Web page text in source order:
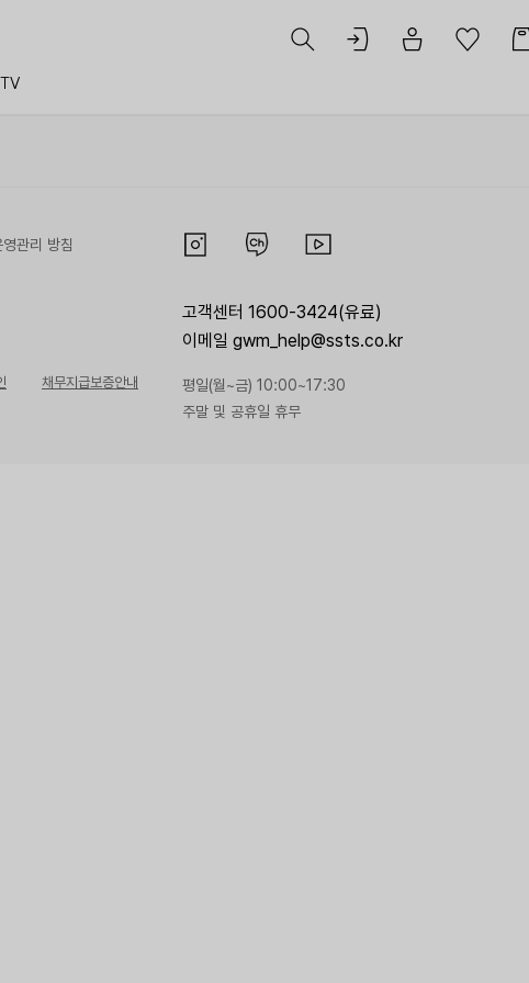
관리 방침
채무지급보증안내
고객센터 1600-3424(유료)
이메일 gwm_help@ssts.co.kr
평일(월~금) 10:00~17:30
주말 및 공휴일 휴무